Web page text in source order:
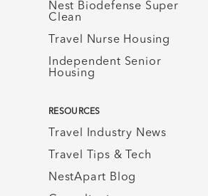
Nest Biodefense Super
Clean
Travel Nurse Housing
Independent Senior
Housing
RESOURCES
Travel Industry News
Travel Tips & Tech
NestApart Blog